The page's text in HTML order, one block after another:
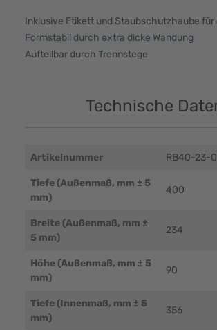
Inklusive Etikett und Staubschutzhaube für
Formstabil durch extra dicke Wandung
Aufteilbar durch Trennstege
Technische
Artikelnummer RB40-23-
Tiefe (Außenmaß, mm ± 5
mm)
400
Breite (Außenmaß, mm ±
5 mm)
234
Höhe (Außenmaß, mm ± 5
mm)
90
Tiefe (Innenmaß, mm ± 5
mm)
356